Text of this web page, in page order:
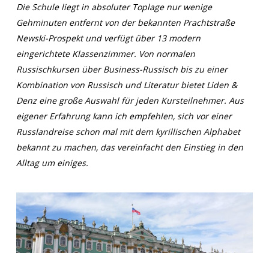
Die Schule liegt in absoluter Toplage nur wenige
Gehminuten entfernt von der bekannten Prachtstraße
Newski-Prospekt und verfügt über 13 modern
eingerichtete Klassenzimmer. Von normalen
Russischkursen über Business-Russisch bis zu einer
Kombination von Russisch und Literatur bietet Liden &
Denz eine große Auswahl für jeden Kursteilnehmer. Aus
eigener Erfahrung kann ich empfehlen, sich vor einer
Russlandreise schon mal mit dem kyrillischen Alphabet
bekannt zu machen, das vereinfacht den Einstieg in den
Alltag um einiges.